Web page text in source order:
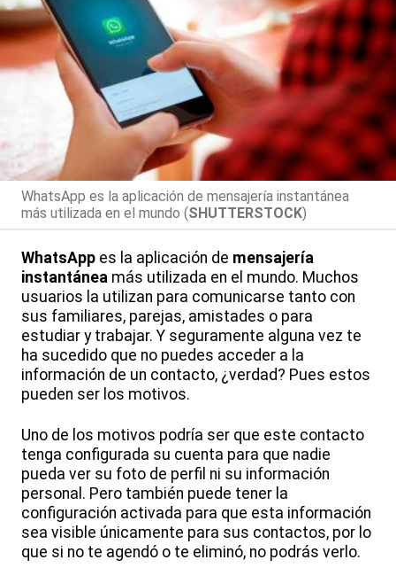
WhatsApp es la aplicación de mensajería instantánea
más utilizada en el mundo (SHUTTERSTOCK)
WhatsApp es la aplicación de mensajería
instantánea más utilizada en el mundo. Muchos
usuarios la utilizan para comunicarse tanto con
sus familiares, parejas, amistades o para
estudiar y trabajar. Y seguramente alguna vez te
ha sucedido que no puedes acceder a la
información de un contacto, ¿verdad? Pues estos
pueden ser los motivos.
Uno de los motivos podría ser que este contacto
tenga configurada su cuenta para que nadie
pueda ver su foto de perfil ni su información
personal. Pero también puede tener la
configuración activada para que esta información
sea visible únicamente para sus contactos, por lo
que si no te agendó o te eliminó, no podrás verlo.